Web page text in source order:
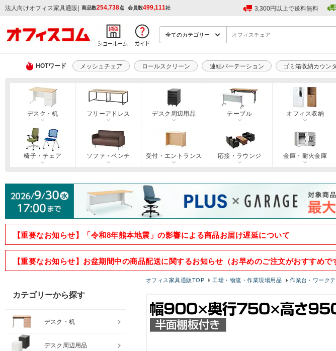
法人向けオフィス家具通販 | 商品数254,738点 会員数499,111社 3,300円以上で送料無料
HOTワード メッシュチェア ロールスクリーン 連結パーテーション ゴミ箱収納カウン
デスク・机 フリーアドレス デスク周辺用品 テーブル オフィス収納
椅子・チェア ソファ・ベンチ 受付・エントランス 応接・ラウンジ 金庫・耐火金庫
【重要なお知らせ】「令和8年熊本地震」の影響による商品お届け遅延について
【重要なお知らせ】お盆期間中の商品配送に関するお知らせ（お早めのご注文がおすすめで
オフィス家具通販TOP 工場・物流・作業現場用品 作業台・ワーク
カテゴリーから探す
デスク・机
デスク周辺用品